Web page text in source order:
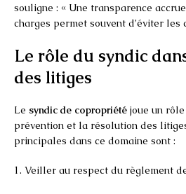
souligne : « Une transparence
charges permet souvent d’éviter les
Le rôle du syndic
des litiges
Le syndic de copropriété joue un
prévention et la résolution des
principales dans ce domaine sont :
1. Veiller au respect du règlement